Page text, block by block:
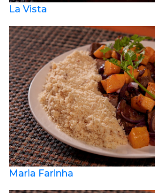
La Vista
Maria Farinha